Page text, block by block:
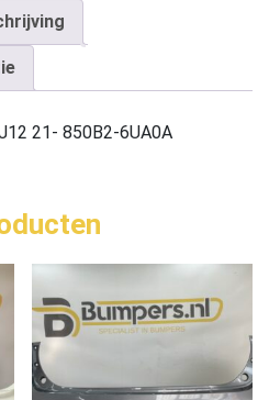
21- 850B2-6UA0A